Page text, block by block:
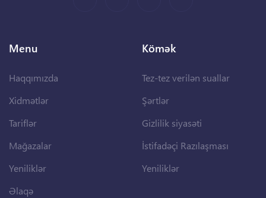
Menu
Haqqımızda
Xidmətlər
Tariflər
Mağazalar
Yeniliklər
Əlaqə
Kömək
Tez-tez verilən suallar
Şərtlər
Gizlilik siyasəti
İstifadəçi Razılaşması
Yeniliklər